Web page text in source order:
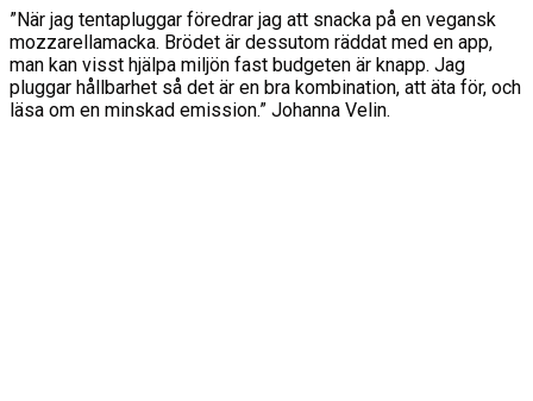
”När jag tentapluggar föredrar jag att snacka på en vegansk
mozzarellamacka. Brödet är dessutom räddat med en app,
man kan visst hjälpa miljön fast budgeten är knapp. Jag
pluggar hållbarhet så det är en bra kombination, att äta för, och
läsa om en minskad emission.” Johanna Velin.